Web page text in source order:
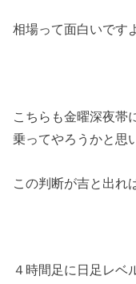
相場って面白いです
こちらも金曜深夜帯
乗ってやろうかと思
この判断が吉と出れ
４時間足に日足レベ